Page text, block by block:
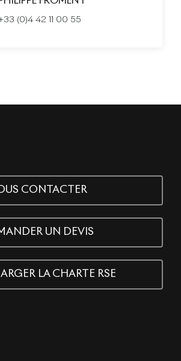
(0)4 42 11 00 55
CONTACTER
UN DEVIS
LA CHARTE RSE